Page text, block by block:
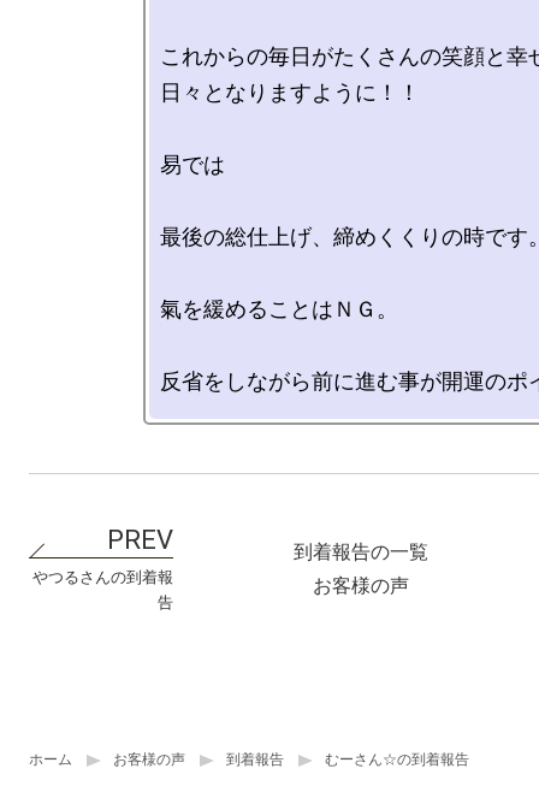
ホーム お客様の声 到着報告 むーさん☆の到着報告
これからの毎日がたくさんの笑顔と幸
日々となりますように！！
易では
最後の総仕上げ、締めくくりの時です
氣を緩めることはＮＧ。
やつるさんの到着報
告
到着報告の一覧
お客様の声